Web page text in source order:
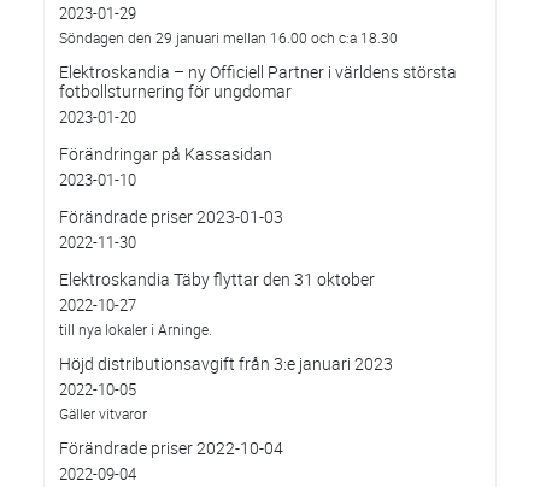
2023-01-29
Söndagen den 29 januari mellan 16.00 och c:a 18.30
Elektroskandia – ny Officiell Partner i världens största
fotbollsturnering för ungdomar
2023-01-20
Förändringar på Kassasidan
2023-01-10
Förändrade priser 2023-01-03
2022-11-30
Elektroskandia Täby flyttar den 31 oktober
2022-10-27
till nya lokaler i Arninge.
Höjd distributionsavgift från 3:e januari 2023
2022-10-05
Gäller vitvaror
Förändrade priser 2022-10-04
2022-09-04